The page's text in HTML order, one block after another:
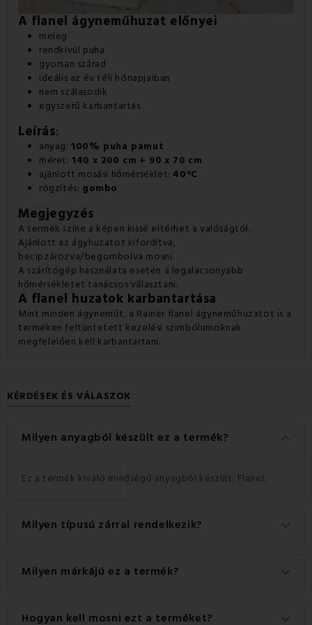
A flanel ágyneműhuzat előnyei
meleg
rendkívül puha
gyorsan szárad
ideális az év téli hónapjaiban
nem szálasodik
egyszerű karbantartás
Leírás:
anyag:100% puha pamut
méret:140 x 200 cm + 90 x 70 cm
ajánlott mosási hőmérséklet: 40°C
rögzítés: gombo
Megjegyzés
A termék színe a képen kissé eltérhet a valóságtól.
Ajánlott az ágyhuzatot kifordítva,
becipzározva/begombolva mosni.
A szárítógép használata esetén a legalacsonyabb
hőmérsékletet tanácsos választani.
A flanel huzatok karbantartása
Mint minden ágyneműt, a Rainer flanel ágyneműhuzatot is a
terméken feltüntetett kezelési szimbólumoknak
megfelelően kell karbantartani.
KÉRDÉSEK ÉS VÁLASZOK
Milyen anyagból készült ez a termék? keyboard_arrow_down
Ez a termék kiváló minőségű anyagból készült: Flanel.
Milyen típusú zárral rendelkezik?
Ez a termék praktikus Gombok zárral rendelkezik.
Milyen márkájú ez a termék?
Ez a(z) EMI márka eredeti terméke.
Hogyan kell mosni ezt a terméket?